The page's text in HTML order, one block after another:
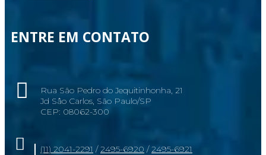
ENTRE EM CONTATO
Rua São Pedro do Jequitinhonha, 21
Jd Sâo Carlos, São Paulo/SP
CEP: 08062-300
(11) 2041-2291 /2495-6920 /2495-6921